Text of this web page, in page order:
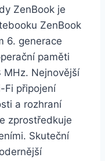
ZenBook je
ZenBook
6. generace
paměti
MHz. Nejnovější
Fi připojení
a rozhraní
zprostředkuje
Skuteční